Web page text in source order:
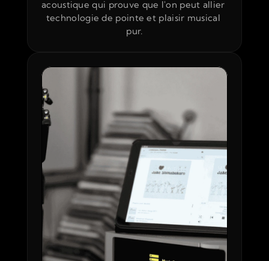
acoustique qui prouve que l'on peut allier
technologie de pointe et plaisir musical
pur.